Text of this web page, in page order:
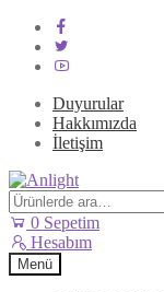
Duyurular
Hakkımızda
İletişim
Dolaşıma
geç
İçeriğe
geç
Ara:
0 Sepetim
Hesabım
Menü